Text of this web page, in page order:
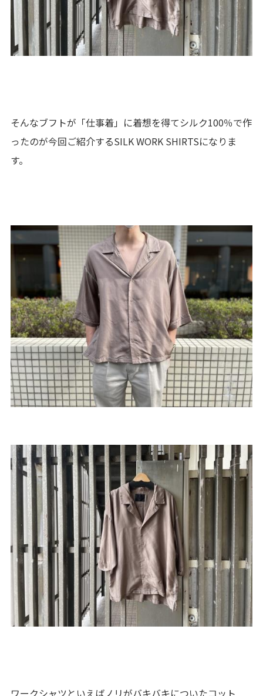
そんなブフトが「仕事着」に着想を得てシルク100％で作
ったのが今回ご紹介するSILK WORK SHIRTSになりま
す。
ワークシャツといえばノリがバキバキについたコット